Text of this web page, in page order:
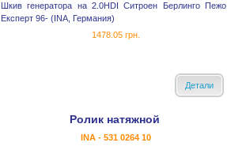
Шкив генератора на 2.0HDI Ситроен Берлинго Пежо
Експерт 96- (INA, Германия)
1478.05 грн.
Детали
Ролик натяжной
INA - 531 0264 10